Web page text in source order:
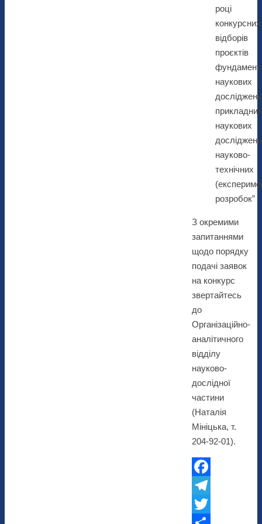
році
конкурсних
відборів
проєктів
наукових
прикладних
наукових
науково-
технічних
розробок”
З окремими
запитаннями
щодо порядку
подачі заявок
на конкурс
звертайтесь
до
Організаційно-
аналітичного
відділу
науково-
дослідної
частини
(Наталія
Мініцька, т.
204-92-01).
Facebook
Telegram